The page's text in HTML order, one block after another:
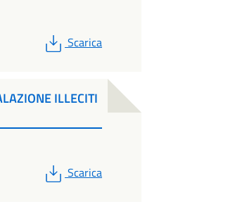
PDF
Scarica
ILLECITI
PDF
Scarica